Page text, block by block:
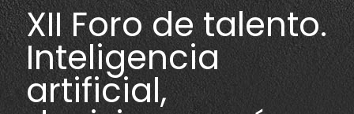
XII Foro de talento.
Inteligencia
artificial,